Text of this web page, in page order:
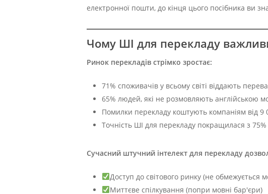
електронної пошти, до кінця цього посібника ви
Чому ШІ для перекладу
Ринок перекладів стрімко зростає:
71% споживачів у всьому світі віддають
65% людей, які не розмовляють англійською
Помилки перекладу коштують компаніям від
Точність ШІ для перекладу покращилася з 75%
Сучасний штучний інтелект для перекладу
Доступ до світового ринку (не обмежується
Миттєве спілкування (попри мовні бар'єри)